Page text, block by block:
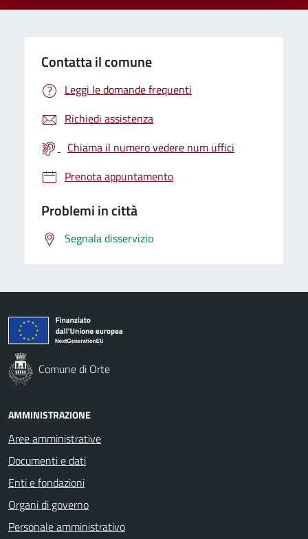
Contatta il comune
Leggi le domande frequenti
Richiedi assistenza
Chiama il numero vedere num uffici
Prenota appuntamento
Problemi in città
Segnala disservizio
Comune di Orte
AMMINISTRAZIONE
Aree amministrative
Documenti e dati
Enti e fondazioni
Organi di governo
Personale amministrativo